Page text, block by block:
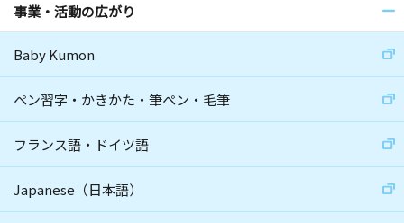
事業・活動の広がり
Baby Kumon
ペン習字・かきかた・筆ペン・毛筆
フランス語・ドイツ語
Japanese（日本語）